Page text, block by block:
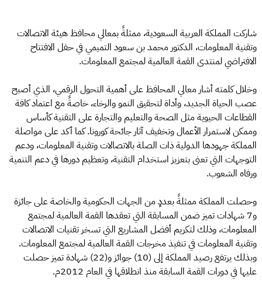
شاركت المملكة العربية السعودية، ممثلةً بمعالي محافظ هيئة الاتصالات
وتقنية المعلومات، الدكتور محمد بن سعود التميمي في حفل الافتتاح
الافتراضي لمنتدى القمة العالمية لمجتمع المعلومات.
وخلال كلمته أشار معالي المحافظ على أهمية التحول الرقمي، الذي أصبح
عصب الحياة الجديد، وأداة لتحقيق النمو والرخاء، خاصةً مع اعتماد كافة
القطاعات الحيوية مثل الصحة والتعليم والتجارة على التقنية كأساس
وممكن لاستمرار الأعمال وتخفيف آثار جائحة كورونا. كما أكد على مواصلة
المملكة جهودها الدولية ذات الصلة بالاتصالات وتقنية المعلومات، ودعم
التوجهات التي تعنى بتعزيز استخدام التقنية، وتعظيم دورها في دعم التنمية
ورفاه الشعوب.
وحصلت المملكة ممثلةً بعددٍ من الجهات الحكومية والخاصة على جائزة
و7 شهادات تميز ضمن المسابقة التي تعقدها القمة العالمية لمجتمع
المعلومات، وذلك لتكريم أفضل المشاريع التي تسخر تقنيات الاتصالات
وتقنية المعلومات في تنفيذ مخرجات القمة العالمية لمجتمع المعلومات.
وبذلك يرتفع رصيد المملكة إلى (10) جوائز و(22) شهادة تميز حصلت
عليها في دورات القمة السابقة منذ انطلاقها في العام 2012م.